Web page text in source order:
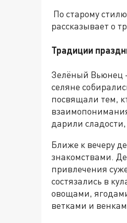
По старому
рассказывает о
Традиции
Зелёный Вьюнец
селяне
посвящали тем,
дарили
Ближе к вечеру
знакомствами.
привлечения
состязались в
овощами,
ветками и